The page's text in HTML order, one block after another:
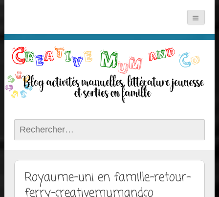
Rechercher :
Royaume-uni en famille-retour-
ferry-creativemumandco